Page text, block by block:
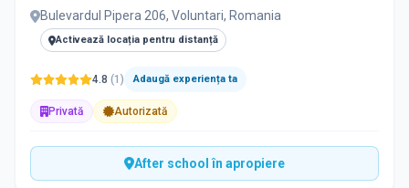
Bulevardul Pipera 206, Voluntari, Romania
Activează locația pentru distanță
4.8 (1 ) Adaugă experiența ta
Privată Autorizată
After school în apropiere